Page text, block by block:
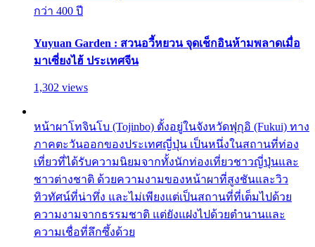
กว่า 400 ปี
Yuyuan Garden : สวนอวี้หยวน จุดเช็กอินห้ามพลาดเมื่อ
มาเซี่ยงไฮ้ ประเทศจีน
1,302 views
หน้าผาโทจินโบ (Tojinbo) ตั้งอยู่ในจังหวัดฟุกุอิ (Fukui) ทาง
ภาคตะวันออกของประเทศญี่ปุ่น เป็นหนึ่งในสถานที่ท่อง
เที่ยวที่ได้รับความนิยมจากทั้งนักท่องเที่ยวชาวญี่ปุ่นและ
ชาวต่างชาติ ด้วยความงามของหน้าผาที่สูงชันและวิว
ทิวทัศน์ที่น่าทึ่ง และไม่เพียงแต่เป็นสถานที่ที่เต็มไปด้วย
ความงามจากธรรมชาติ แต่ยังแฝงไปด้วยตำนานและ
ความเชื่อที่ลึกซึ้งด้วย